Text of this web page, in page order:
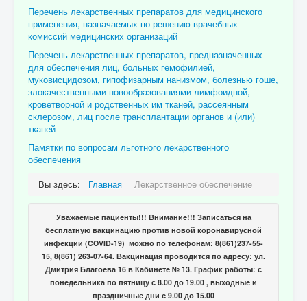
Вакансии
Связаться с нами
Отзывы пациентов
Контакты
Женская консультация
Бессмертный полк
Перечень лекарственных препаратов для медицинского
применения, назначаемых по решению врачебных
комиссий медицинских организаций
Перечень лекарственных препаратов, предназначенных
для обеспечения лиц, больных гемофилией,
муковисцидозом, гипофизарным нанизмом, болезнью гоше,
злокачественными новообразованиями лимфоидной,
кроветворной и родственных им тканей, рассеянным
склерозом, лиц после трансплантации органов и (или)
тканей
Памятки по вопросам льготного лекарственного
обеспечения
Вы здесь:
Главная Лекарственное обеспечение
Уважаемые пациенты!!! Внимание!!! Записаться на
бесплатную вакцинацию против новой коронавирусной
инфекции (COVID-19) можно по телефонам: 8(861)237-55-
15, 8(861) 263-07-64. Вакцинация проводится по адресу: ул.
Дмитрия Благоева 16 в Кабинете № 13. График работы: с
понедельника по пятницу с 8.00 до 19.00 , выходные и
праздничные дни с 9.00 до 15.00